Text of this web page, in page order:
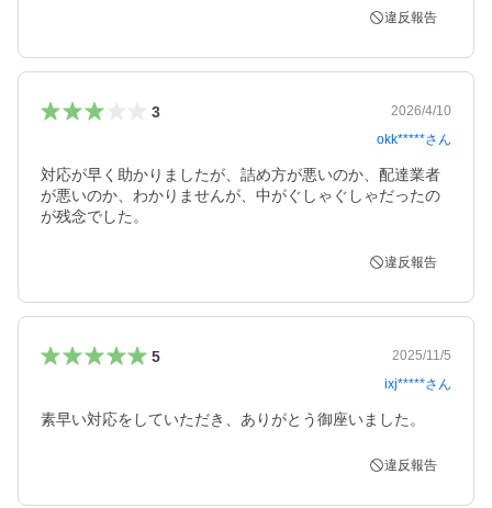
違反報告
3
2026/4/10
okk*****さん
対応が早く助かりましたが、詰め方が悪いのか、配達業者
が悪いのか、わかりませんが、中がぐしゃぐしゃだったの
が残念でした。
違反報告
5
2025/11/5
ixj*****さん
素早い対応をしていただき、ありがとう御座いました。
違反報告